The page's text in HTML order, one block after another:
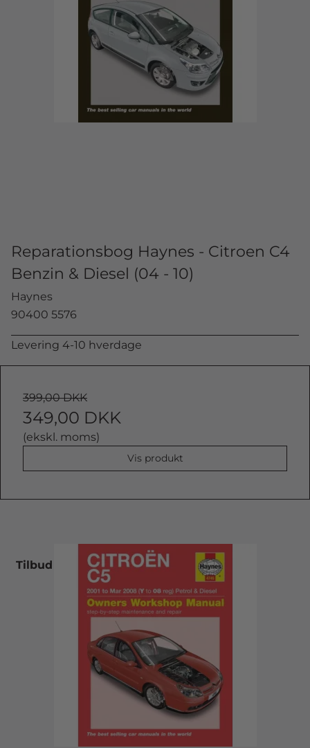
Reparationsbog Haynes - Citroen C4
Benzin & Diesel (04 - 10)
Haynes
90400 5576
Levering 4-10 hverdage
399,00 DKK
349,00 DKK
(ekskl. moms)
Vis produkt
Tilbud